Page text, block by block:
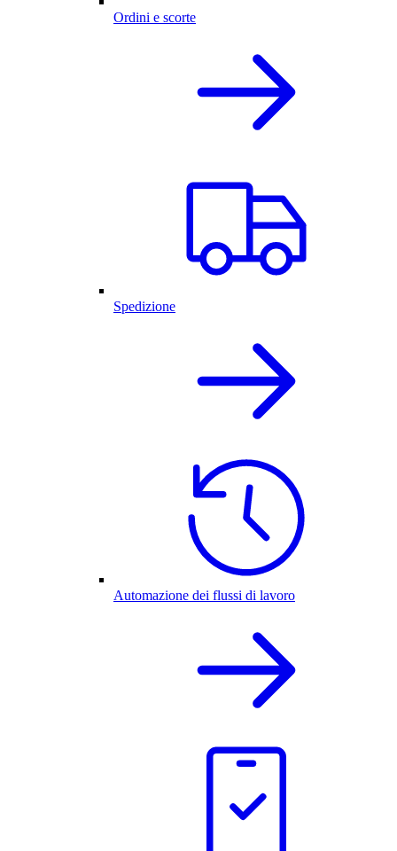
Ordini e scorte
Spedizione
Automazione dei flussi di lavoro